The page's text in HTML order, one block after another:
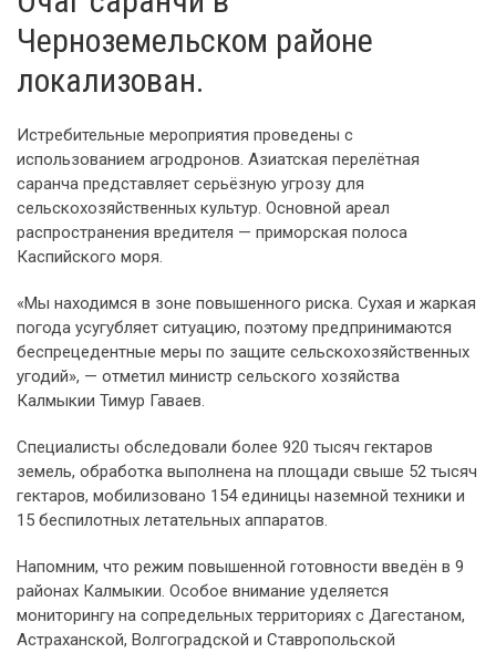
Черноземельском районе
локализован.
Истребительные мероприятия проведены с
использованием агродронов. Азиатская перелётная
саранча представляет серьёзную угрозу для
сельскохозяйственных культур. Основной ареал
распространения вредителя — приморская полоса
Каспийского моря.
«Мы находимся в зоне повышенного риска. Сухая и жаркая
погода усугубляет ситуацию, поэтому предпринимаются
беспрецедентные меры по защите сельскохозяйственных
угодий», — отметил министр сельского хозяйства
Калмыкии Тимур Гаваев.
Специалисты обследовали более 920 тысяч гектаров
земель, обработка выполнена на площади свыше 52 тысяч
гектаров, мобилизовано 154 единицы наземной техники и
15 беспилотных летательных аппаратов.
Напомним, что режим повышенной готовности введён в 9
районах Калмыкии. Особое внимание уделяется
мониторингу на сопредельных территориях с Дагестаном,
Астраханской, Волгоградской и Ставропольской